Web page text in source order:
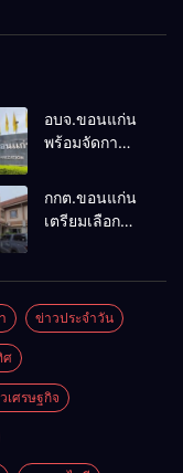
อบจ.ขอนแก่น
พร้อมจัดการ
ยกฯ 27 ก.ย.
รับสมัคร 17-
สมัครรับการ
เลือกตั้งหาก
คุณสมบัติครบ
กกต.ขอนแก่น
เตรียมเลือกตั้ง
ด้วยการ เปิด
รับสมัครใหม่
ระบุ
“วัฒนา”ลง
ข่าวประจำวัน
ศ
เศรษฐกิจ